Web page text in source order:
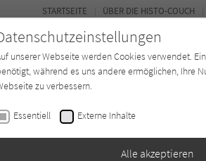
Buchtyp Autor*in
STARTSEITE ÜBER DIE HISTO-COUCH
unserer Webseite werden Cookies verwendet.
während es uns andere ermöglichen, Ihre
zu verbessern.
Essentiell Externe Inhalte
Alle akzeptieren